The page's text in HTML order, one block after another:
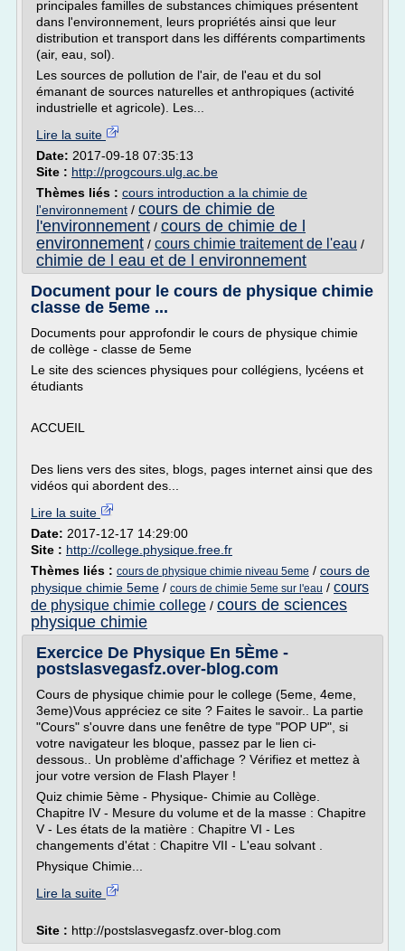
principales familles de substances chimiques présentent
dans l'environnement, leurs propriétés ainsi que leur
distribution et transport dans les différents compartiments
(air, eau, sol).
Les sources de pollution de l'air, de l'eau et du sol
émanant de sources naturelles et anthropiques (activité
industrielle et agricole). Les...
Lire la suite
Date: 2017-09-18 07:35:13
Site : http://progcours.ulg.ac.be
Thèmes liés : cours introduction a la chimie de
l'environnement / cours de chimie de
l'environnement / cours de chimie de l
environnement / cours chimie traitement de l'eau /
chimie de l eau et de l environnement
Document pour le cours de physique chimie
classe de 5eme ...
Documents pour approfondir le cours de physique chimie
de collège - classe de 5eme
Le site des sciences physiques pour collégiens, lycéens et
étudiants
ACCUEIL
Des liens vers des sites, blogs, pages internet ainsi que des
vidéos qui abordent des...
Lire la suite
Date: 2017-12-17 14:29:00
Site : http://college.physique.free.fr
Thèmes liés : cours de physique chimie niveau 5eme / cours de
physique chimie 5eme / cours de chimie 5eme sur l'eau / cours
de physique chimie college / cours de sciences
physique chimie
Exercice De Physique En 5Ème -
postslasvegasfz.over-blog.com
Cours de physique chimie pour le college (5eme, 4eme,
3eme)Vous appréciez ce site ? Faites le savoir.. La partie
"Cours" s'ouvre dans une fenêtre de type "POP UP", si
votre navigateur les bloque, passez par le lien ci-
dessous.. Un problème d'affichage ? Vérifiez et mettez à
jour votre version de Flash Player !
Quiz chimie 5ème - Physique- Chimie au Collège.
Chapitre IV - Mesure du volume et de la masse : Chapitre
V - Les états de la matière : Chapitre VI - Les
changements d'état : Chapitre VII - L'eau solvant .
Physique Chimie...
Lire la suite
Site : http://postslasvegasfz.over-blog.com